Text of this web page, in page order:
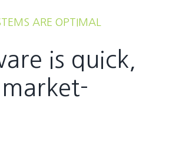
ARE OPTIMAL
is quick,